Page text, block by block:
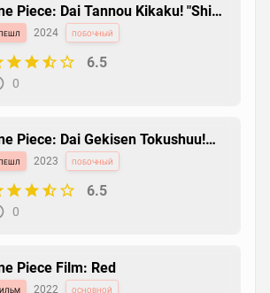
0
Piece
1
Piece: Dai Tannou Kikaku! "Shi
Gekai" Trafalgar Law
2024 побочный
6.5
0
Piece: Dai Gekisen Tokushuu!
vs. Ookanban!
2023 побочный
6.5
0
Piece Film: Red
2022 основной